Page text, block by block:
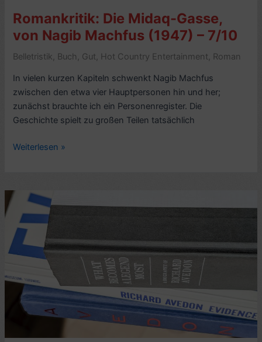
Romankritik: Die Midaq-Gasse,
von Nagib Machfus (1947) – 7/10
Belletristik, Buch , Gut, Hot Country Entertainment, Roman
In vielen kurzen Kapiteln schwenkt Nagib Machfus
zwischen den etwa vier Hauptpersonen hin und her;
zunächst brauchte ich ein Personenregister. Die
Geschichte spielt zu großen Teilen tatsächlich
Romankritik:
Gasse,
von
Nagib
Machfus
(1947)
Weiterlesen »